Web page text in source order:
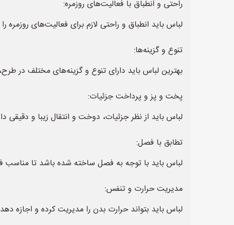
راحتی و انطباق با فعالیت‌های روزمره:
لباس باید انطباق و راحتی لازم برای فعالیت‌های
تنوع و گزینه‌ها:
بهترین لباس باید دارای تنوع و گزینه‌های مختلف در
پخت و پز و پرداخت جزئیات:
لباس باید از نظر جزئیات، دوخت و انتقال زیبا و دقیقی
تطابق با فصل:
لباس باید با توجه به فصل ساخته شده باشد تا مناسب
مدیریت حرارت و تنفس:
لباس باید بتواند حرارت بدن را مدیریت کرده و اجازه